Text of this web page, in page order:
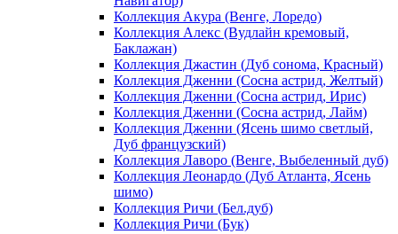
Коллекция Акура (Венге, Лоредо)
Коллекция Алекс (Вудлайн кремовый,
Баклажан)
Коллекция Джастин (Дуб сонома, Красный)
Коллекция Дженни (Cосна астрид, Желтый)
Коллекция Дженни (Cосна астрид, Ирис)
Коллекция Дженни (Cосна астрид, Лайм)
Коллекция Дженни (Ясень шимо светлый,
Дуб французский)
Коллекция Лаворо (Венге, Выбеленный дуб)
Коллекция Леонардо (Дуб Атланта, Ясень
шимо)
Коллекция Ричи (Бел.дуб)
Коллекция Ричи (Бук)